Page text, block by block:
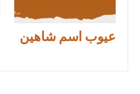
عيوب اسم شاهين